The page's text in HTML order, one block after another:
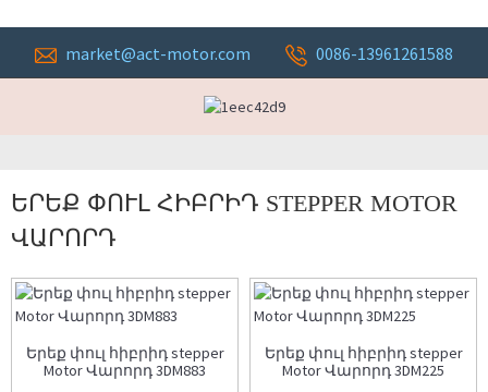
market@act-motor.com 0086-13961261588
ԵՐԵՔ ՓՈՒԼ ՀԻԲՐԻԴ STEPPER MOTOR
ՎԱՐՈՐԴ
Երեք փուլ հիբրիդ stepper
Motor Վարորդ 3DM883
Երեք փուլ հիբրիդ stepper
Motor Վարորդ 3DM225